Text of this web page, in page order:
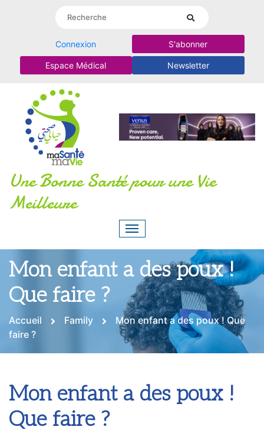
Connexion S'abonner
Espace Médical Newsletter
Une Bonne Santé pour une Vie
Meilleure
Mon enfant a des poux !
Que faire ?
Accueil Family
Mon enfant a des poux ! Que
faire ?
Mon enfant a des poux !
Que faire ?